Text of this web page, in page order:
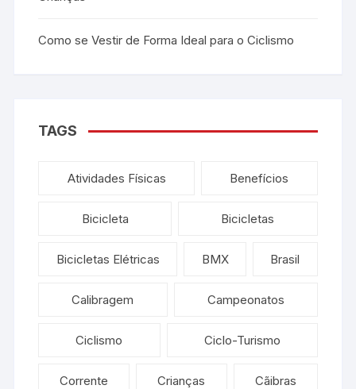
Como se Vestir de Forma Ideal para o Ciclismo
TAGS
Atividades Físicas Benefícios
Bicicleta Bicicletas
Bicicletas Elétricas BMX Brasil
Calibragem Campeonatos
Ciclismo Ciclo-Turismo
Corrente Crianças Cãibras